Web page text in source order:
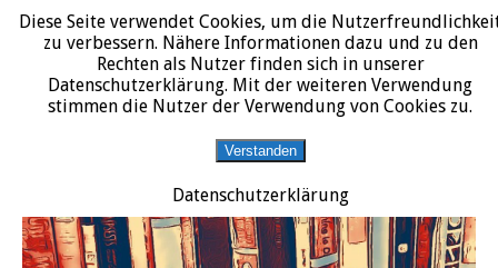
START DATENSCHUTZERKLÄRUNG IMPRESSUM ÜBER JURALIT
JURALIT
Rezensionen juristischer Literatur
Diese Seite verwendet Cookies, um die
zu verbessern. Nähere Informationen dazu und zu den
Rechten als Nutzer finden sich in unserer
Datenschutzerklärung. Mit der weiteren Verwendung
stimmen die Nutzer der Verwendung von Cookies zu.
Verstanden
Datenschutzerklärung